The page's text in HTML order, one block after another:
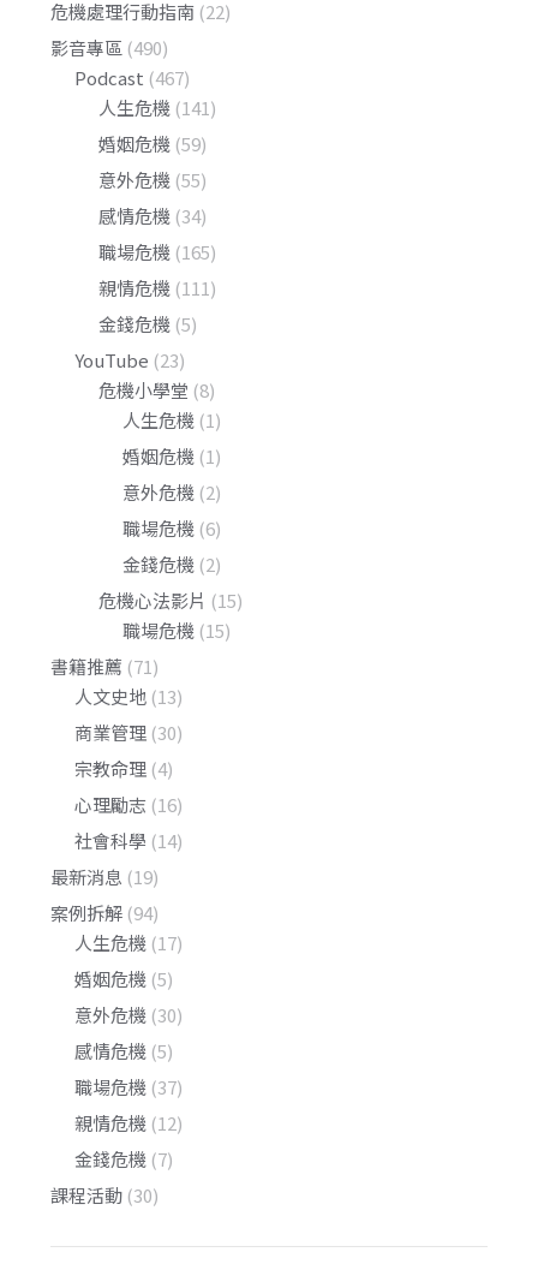
危機處理行動指南 (22)
影音專區 (490)
Podcast (467)
人生危機 (141)
婚姻危機 (59)
意外危機 (55)
感情危機 (34)
職場危機 (165)
親情危機 (111)
金錢危機 (5)
YouTube (23)
危機小學堂 (8)
人生危機 (1)
婚姻危機 (1)
意外危機 (2)
職場危機 (6)
金錢危機 (2)
危機心法影片 (15)
職場危機 (15)
書籍推薦 (71)
人文史地 (13)
商業管理 (30)
宗教命理 (4)
心理勵志 (16)
社會科學 (14)
最新消息 (19)
案例拆解 (94)
人生危機 (17)
婚姻危機 (5)
意外危機 (30)
感情危機 (5)
職場危機 (37)
親情危機 (12)
金錢危機 (7)
課程活動 (30)